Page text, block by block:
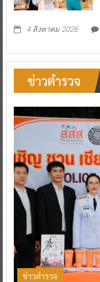
4 สิงหาคม 2026
ข่าวตำรวจ
ข่าวตำรวจ